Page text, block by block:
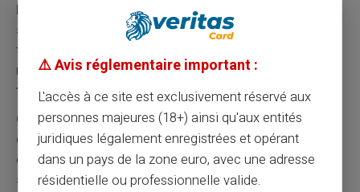
Décalez vos prélèvements après la réception du
salaire.
Cette synchronisation évite les découverts
temporaires. La plupart des créanciers acceptent cette
modification.Cette organisation sécurise votre
trésorerie mensuelle.
Groupez les paiements sur une même période.
concentration facilite la surveillance et la provision. Elle
évite les oublis et les surprises.Cette méthode
simplifie la gestion budgétaire.
⚠️ Avis réglementaire important :
L'accès à ce site est exclusivement réservé aux
personnes majeures (18+) ainsi qu'aux entités
juridiques légalement enregistrées et opérant
dans un pays de la zone euro, avec une adresse
résidentielle ou professionnelle valide.